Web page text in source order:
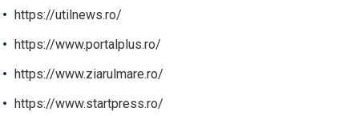
https://utilnews.ro/
https://www.portalplus.ro/
https://www.ziarulmare.ro/
https://www.startpress.ro/